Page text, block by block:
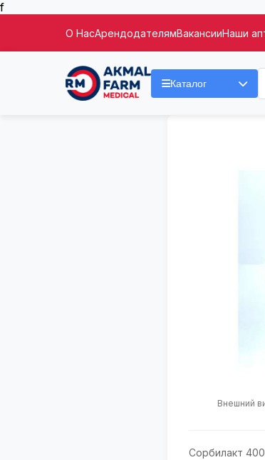
f
О НасАрендодателямВакансииНаши
Каталог
Внешний
Сорбилакт